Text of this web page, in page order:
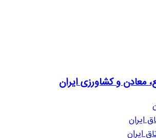
معادن و کشاورزی ایران
ایران
ایران